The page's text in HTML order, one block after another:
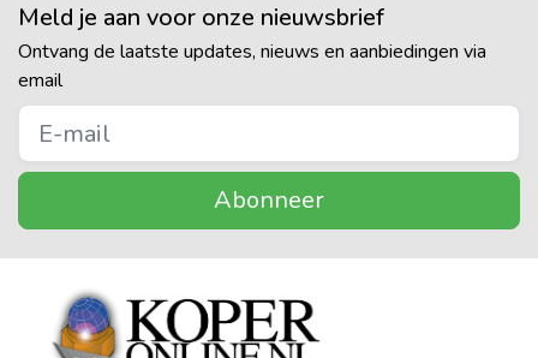
Meld je aan voor onze nieuwsbrief
Ontvang de laatste updates, nieuws en aanbiedingen via
email
Abonneer